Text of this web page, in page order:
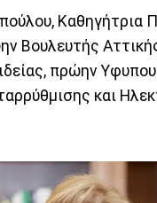
Καθηγήτρια
Βουλευτής
πρώην
και